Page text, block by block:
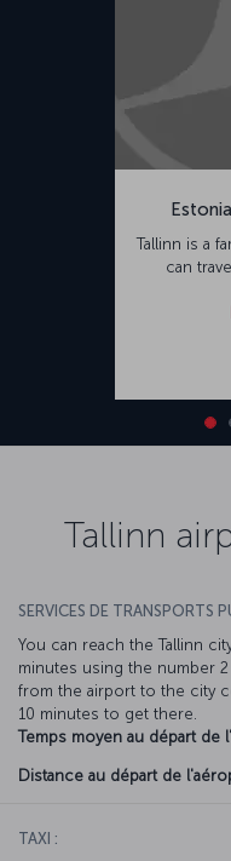
Tallinn is a
can
Tallinn
SERVICES DE TRANSPORTS
You can reach the Tallinn
minutes using the number
from the airport to the city
10 minutes to get there.
Temps moyen au départ de
Distance au départ de
TAXI :